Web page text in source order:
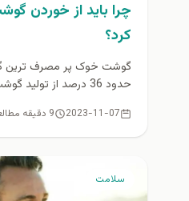
چرا باید از خوردن
کرد؟
گوشت خوک پر مصرف ترین
حدود 36 درصد از تولید گوشت در سراسر جهان را...
2023-11-07 9 دقیقه مطالعه
سلامت